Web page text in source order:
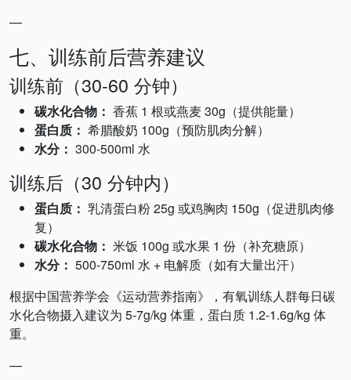
—
七、训练前后营养建议
训练前（30-60 分钟）
碳水化合物： 香蕉 1 根或燕麦 30g（提供能量）
蛋白质： 希腊酸奶 100g（预防肌肉分解）
水分： 300-500ml 水
训练后（30 分钟内）
蛋白质： 乳清蛋白粉 25g 或鸡胸肉 150g（促进肌肉修
复）
碳水化合物： 米饭 100g 或水果 1 份（补充糖原）
水分： 500-750ml 水 + 电解质（如有大量出汗）
根据中国营养学会《运动营养指南》，有氧训练人群每日碳
水化合物摄入建议为 5-7g/kg 体重，蛋白质 1.2-1.6g/kg 体
重。
—